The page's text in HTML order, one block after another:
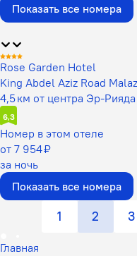
Показать все номера
Rose Garden Hotel
King Abdel Aziz Road
4,5 км от центра Эр-Рияда
6,3
Номер в этом отеле
от 7 954 ₽
за ночь
Показать все номера
1 2 3
Главная